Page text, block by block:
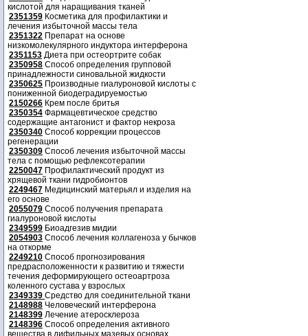
кислотой для наращивания тканей
2351359 Косметика для профилактики и
лечения избыточной массы тела
2351322 Препарат на основе
низкомолекулярного индуктора интерферона
2351153 Диета при остеортрите собак
2350958 Способ определения групповой
принадлежности синовальной жидкости
2350625 Производные гиалуроновой кислоты с
пониженной биодеградируемостью
2150266 Крем после бритья
2350354 Фармацевтическое средство
содержащие антагонист и фактор некроза
2350340 Способ коррекции процессов
регенерации
2350309 Способ лечения избыточной массы
тела с помощью рефлексотерапии
2250047 Профилактический продукт из
хрящевой ткани гидробионтов
2249467 Медицинский матерьял и изделия на
его основе
2055079 Способ получения препарата
гиалуроновой кислоты
2349599 Биоадгезив мидии
2054903 Способ лечения коллагеноза у бычков
на откорме
2249210 Способ прогнозирования
предрасположенности к развитию и тяжести
течения деформирующего остеоартроза
коленного сустава у взрослых
2349339 Средство для соединительной ткани
2148988 Человеческий интерферона
2148399 Лечение атеросклероза
2148396 Способ определения активного
вещества в дифильных мазевых основах